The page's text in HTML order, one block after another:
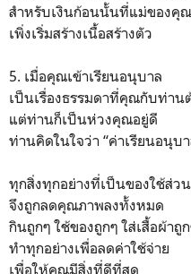
สำหรับเงินก้อนนั้นที่แม่ของคุณ
เพิ่งเริ่มสร้างเนื้อสร้างตัว
5. เมื่อคุณเข้าเรียนอนุบาล
เป็นเรื่องธรรมดาที่คุณกับท่าน
แต่ท่านก็เป็นห่วงคุณอยู่ดี
ท่านคิดในใจว่า “ค่าเรียนอนุบ
ทุกสิ่งทุกอย่างที่เป็นของใช้ส่ว
จึงถูกลดคุณภาพลงทั้งหมด
กินถูกๆ ใช้ของถูกๆ ใส่เสื้อผ้าถู
ทำทุกอย่างเพื่อลดค่าใช้จ่าย
เพื่อให้คุณมีสิ่งที่ดีที่สุด